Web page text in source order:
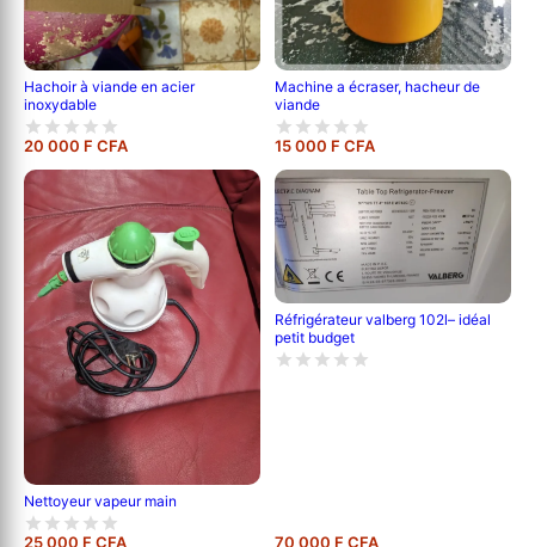
Hachoir à viande en acier
inoxydable
20 000 F CFA
Machine a écraser, hacheur de
viande
15 000 F CFA
Nettoyeur vapeur main
25 000 F CFA
Réfrigérateur valberg 102l– idéal
petit budget
70 000 F CFA